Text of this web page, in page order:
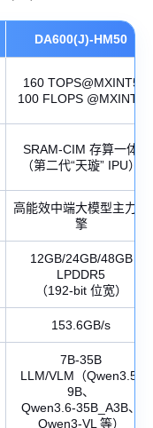
DA600(J)-HM50
160 TOPS@MXINT5
100 FLOPS @MXINT8
SRAM-CIM 存算一体
（第二代“天璇” IPU）
高能效中端大模型主力引
擎
12GB/24GB/48GB
LPDDR5
（192-bit 位宽）
153.6GB/s
7B-35B
LLM/VLM（Qwen3.5-
9B、
Qwen3.6-35B_A3B、
Qwen3-VL 等）